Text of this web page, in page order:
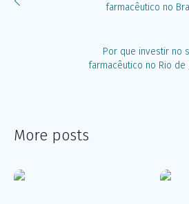
farmacêutico no
Por que investir no
farmacêutico no Rio de
More posts